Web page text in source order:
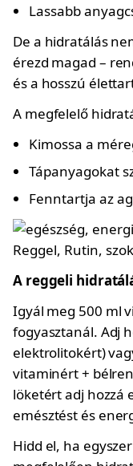
Lassabb
De a hidratálás
érezd magad –
és a hosszú
A megfelelő
Kimossa a
Tápanyagokat
Fenntartja az
A reggeli
Igyál meg 500 ml
fogyasztanál. Adj
elektrolitokért)
vitaminért +
löketért adj hozzá
emésztést és
Hidd el, ha